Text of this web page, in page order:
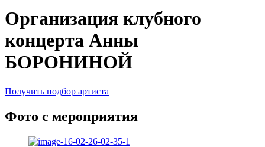
Организация клубного
концерта Анны
БОРОНИНОЙ
Получить подбор артиста
Фото с мероприятия